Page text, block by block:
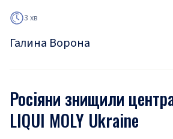
3 хв
Галина Ворона
Росіяни знищили
LIQUI MOLY Ukraine